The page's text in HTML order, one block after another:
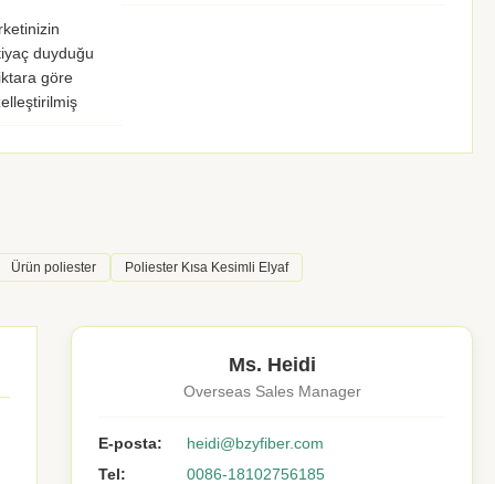
duyduğu
göre
Ürün poliester Poliester Kısa Kesimli Elyaf
Ms. Heidi
Overseas Sales Manager
E-posta:
heidi@bzyfiber.com
Tel:
0086-18102756185